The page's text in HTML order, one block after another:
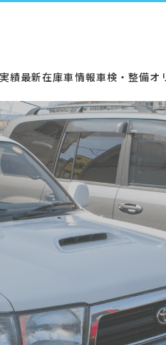
績最新在庫車情報車検・整備オ